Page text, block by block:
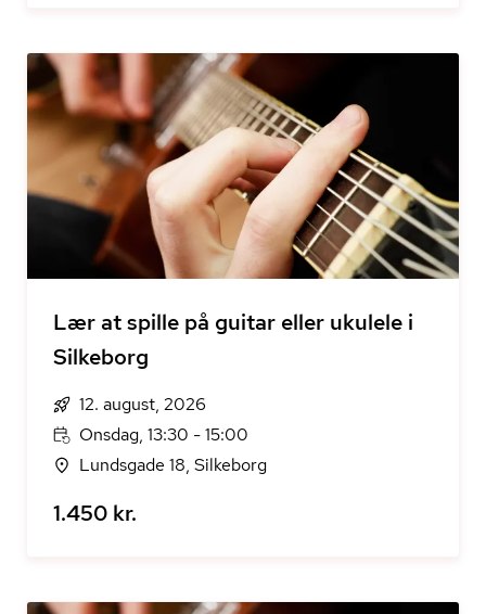
Lær at spille på guitar eller ukulele i
Silkeborg
12. august, 2026
Onsdag, 13:30 - 15:00
Lundsgade 18, Silkeborg
1.450 kr.